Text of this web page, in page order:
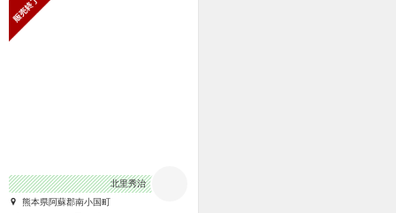
北里秀治
熊本県阿蘇郡南小国町